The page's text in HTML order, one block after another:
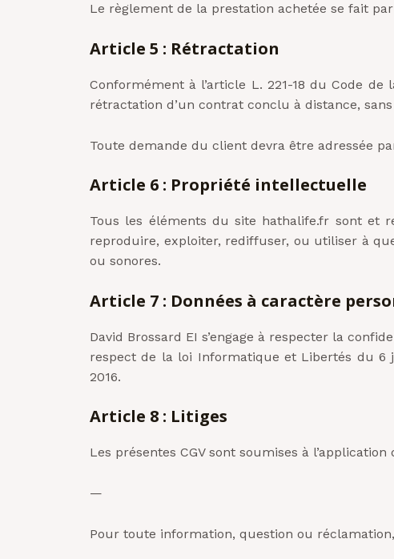
Le règlement de la prestation achetée se fait
Article 5 : Rétractation
Conformément à l’article L. 221-18 du Code
rétractation d’un contrat conclu à distance,
Toute demande du client devra être adressée
Article 6 : Propriété intellectuelle
Tous les éléments du site hathalife.fr sont et
reproduire, exploiter, rediffuser, ou utiliser à
ou sonores.
Article 7 : Données à caractère
David Brossard EI s’engage à respecter la
respect de la loi Informatique et Libertés du 6
2016.
Article 8 : Litiges
Les présentes CGV sont soumises à
—
Pour toute information, question ou